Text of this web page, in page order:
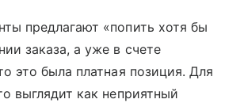
предлагают «попить хотя бы
заказа, а уже в счете
это была платная позиция. Для
выглядит как неприятный